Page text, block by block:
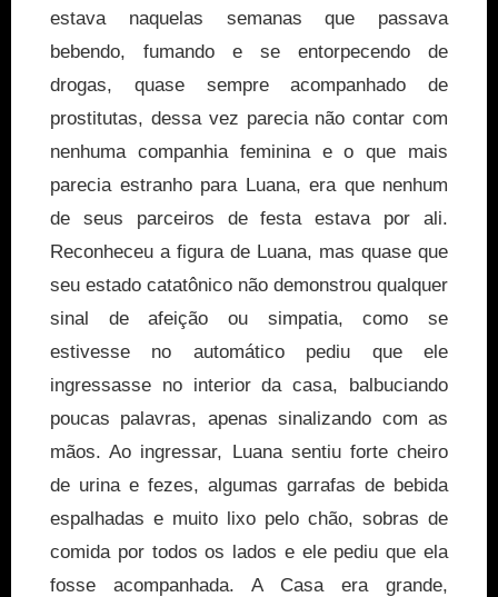
estava naquelas semanas que passava
bebendo, fumando e se entorpecendo de
drogas, quase sempre acompanhado de
prostitutas, dessa vez parecia não contar com
nenhuma companhia feminina e o que mais
parecia estranho para Luana, era que nenhum
de seus parceiros de festa estava por ali.
Reconheceu a figura de Luana, mas quase que
seu estado catatônico não demonstrou qualquer
sinal de afeição ou simpatia, como se
estivesse no automático pediu que ele
ingressasse no interior da casa, balbuciando
poucas palavras, apenas sinalizando com as
mãos. Ao ingressar, Luana sentiu forte cheiro
de urina e fezes, algumas garrafas de bebida
espalhadas e muito lixo pelo chão, sobras de
comida por todos os lados e ele pediu que ela
fosse acompanhada. A Casa era grande,